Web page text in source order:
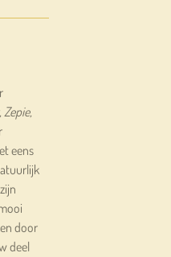
Zepie,
eens
door
deel